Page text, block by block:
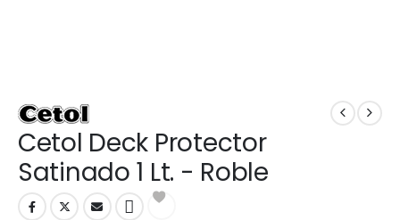
Cetol Deck Protector
Satinado 1 Lt. - Roble